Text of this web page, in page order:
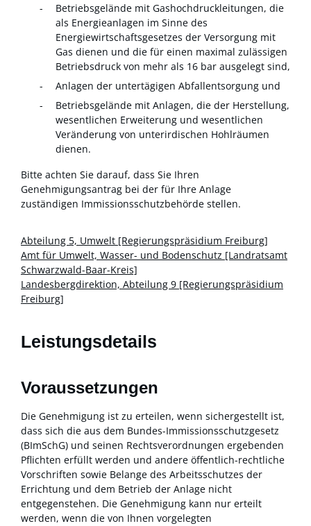
Betriebsgelände mit Gashochdruckleitungen, die
als Energieanlagen im Sinne des
Energiewirtschaftsgesetzes der Versorgung mit
Gas dienen und die für einen maximal zulässigen
Betriebsdruck von mehr als 16 bar ausgelegt sind,
Anlagen der untertägigen Abfallentsorgung und
Betriebsgelände mit Anlagen, die der Herstellung,
wesentlichen Erweiterung und wesentlichen
Veränderung von unterirdischen Hohlräumen
dienen.
Bitte achten Sie darauf, dass Sie Ihren
Genehmigungsantrag bei der für Ihre Anlage
zuständigen Immissionsschutzbehörde stellen.
Abteilung 5, Umwelt [Regierungspräsidium Freiburg]
Amt für Umwelt, Wasser- und Bodenschutz [Landratsamt
Schwarzwald-Baar-Kreis]
Landesbergdirektion, Abteilung 9 [Regierungspräsidium
Freiburg]
Leistungsdetails
Voraussetzungen
Die Genehmigung ist zu erteilen, wenn sichergestellt ist,
dass sich die aus dem Bundes-Immissionsschutzgesetz
(BImSchG) und seinen Rechtsverordnungen ergebenden
Pflichten erfüllt werden und andere öffentlich-rechtliche
Vorschriften sowie Belange des Arbeitsschutzes der
Errichtung und dem Betrieb der Anlage nicht
entgegenstehen. Die Genehmigung kann nur erteilt
werden, wenn die von Ihnen vorgelegten